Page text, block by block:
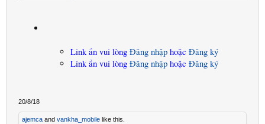
Link ẩn vui lòng Đăng nhập hoặc Đăng ký
Link ẩn vui lòng Đăng nhập hoặc Đăng ký
20/8/18
ajemca and vankha_mobile like this.